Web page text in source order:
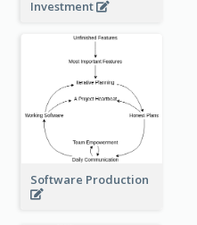
Investment
Software Production